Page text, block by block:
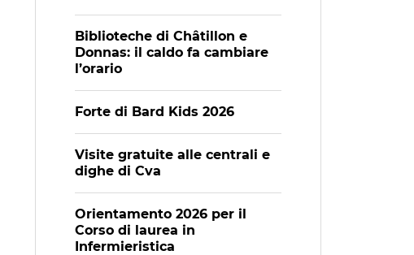
Biblioteche di Châtillon e
Donnas: il caldo fa cambiare
l’orario
Forte di Bard Kids 2026
Visite gratuite alle centrali e
dighe di Cva
Orientamento 2026 per il
Corso di laurea in
Infermieristica